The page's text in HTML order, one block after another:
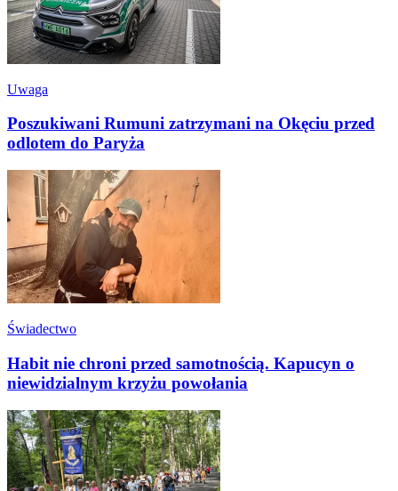
Uwaga
Poszukiwani Rumuni zatrzymani na Okęciu przed
odlotem do Paryża
Świadectwo
Habit nie chroni przed samotnością. Kapucyn o
niewidzialnym krzyżu powołania